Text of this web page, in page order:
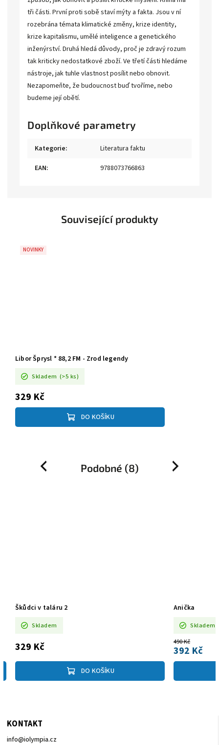
tři části. První proti sobě staví mýty a fakta. Jsou v ní
rozebrána témata klimatické změny, krize identity,
krize kapitalismu, umělé inteligence a genetického
inženýrství. Druhá hledá důvody, proč je zdravý rozum
tak kriticky nedostatkové zboží. Ve třetí části hledáme
nástroje, jak tuhle vlastnost posílit nebo obnovit.
Nezapomeňte, že budoucnost buď tvoříme, nebo
budeme její obětí.
Doplňkové parametry
Kategorie:
Literatura faktu
EAN: 9788073766863
Související produkty
NOVINKY
Libor Šprysl * 88,2 FM - Zrod legendy
Skladem (>5 ks)
329 Kč
DO KOŠÍKU
Podobné (8)
Previous
Škůdci v taláru 2
Skladem
329 Kč
DO KOŠÍKU
Anička
Skladem
490 Kč
392 Kč
Next
KONTAKT
info@iolympia.cz